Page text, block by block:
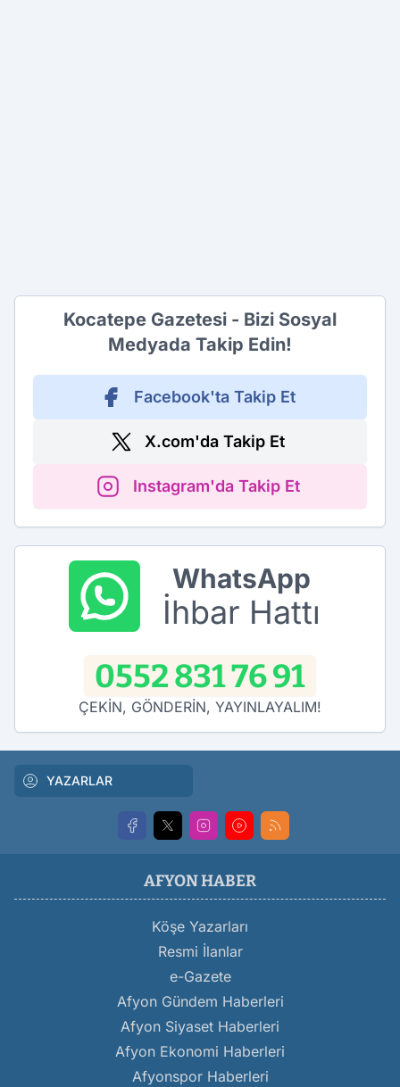
Kocatepe Gazetesi - Bizi Sosyal
Medyada Takip Edin!
Facebook'ta Takip Et
X.com'da Takip Et
Instagram'da Takip Et
WhatsApp
İhbar Hattı
0552 831 76 91
ÇEKİN, GÖNDERİN, YAYINLAYALIM!
YAZARLAR
AFYON HABER
Köşe Yazarları
Resmi İlanlar
e-Gazete
Afyon Gündem Haberleri
Afyon Siyaset Haberleri
Afyon Ekonomi Haberleri
Afyonspor Haberleri